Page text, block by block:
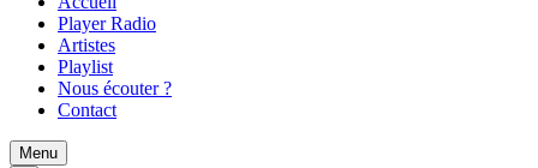
Player Radio
Artistes
Playlist
Nous écouter ?
Contact
Menu